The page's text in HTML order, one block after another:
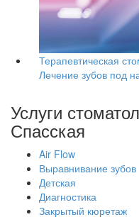
Терапевтическая
Лечение зубов под
Услуги
Спасская
Air Flow
Выравнивание зубов
Детская
Диагностика
Закрытый кюретаж